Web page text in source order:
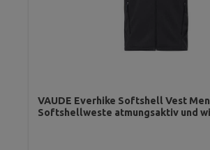
VAUDE Everhike Softshell Vest
Softshellweste atmungsaktiv und